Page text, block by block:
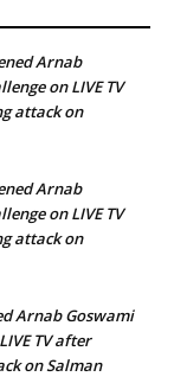
Arnab
on LIVE TV
attack on
Arnab
on LIVE TV
attack on
Arnab Goswami
TV after
on Salman